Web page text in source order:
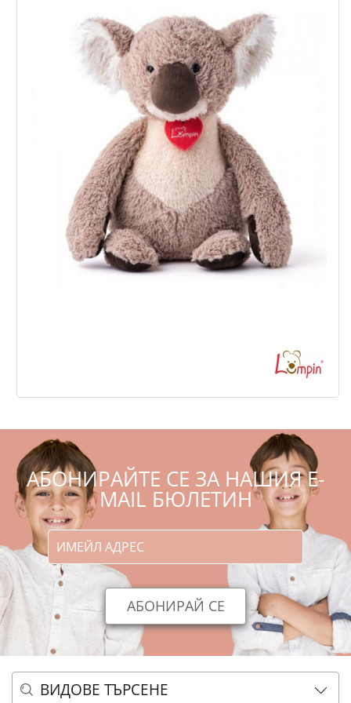
АБОНИРАЙТЕ СЕ ЗА НАШИЯ E-
MAIL БЮЛЕТИН
ВИДОВЕ ТЪРСЕНЕ